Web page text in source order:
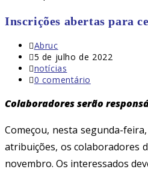
Inscrições abertas para
Autor
do
post:
Abruc
Post
publicado:
5 de julho de 2022
Categoria
do
notícias
Comentários
post:
0 comentário
Colaboradores serão
Começou, nesta segunda-
atribuições, os colaboradores
novembro. Os interessados